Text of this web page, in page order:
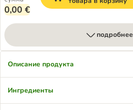
0,00 €
подробнее
Описание продукта
Ингредиенты